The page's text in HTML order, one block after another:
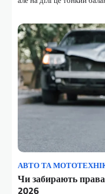
АВТО ТА
Чи забирають
2026